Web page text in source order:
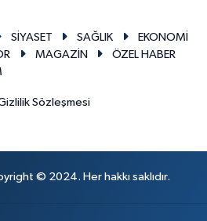
SİYASET SAĞLIK
EKONOMİ
MAGAZİN
ÖZEL HABER
Sözleşmesi
© 2024. Her hakkı saklıdır.